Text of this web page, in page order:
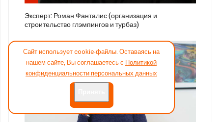
Эксперт: Роман Фанталис (организация и
строительство глэмпингов и турбаз)
Сайт использует cookie-файлы. Оставаясь на
нашем сайте, Вы соглашаетесь с Политикой
конфиденциальности персональных данных